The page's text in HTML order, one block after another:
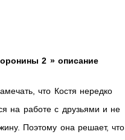
2 » описание
что Костя нередко
на работе с друзьями и не
Поэтому она решает, что